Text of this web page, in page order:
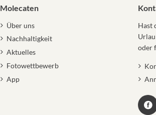
Molecaten
Über uns
Nachhaltigkeit
Aktuelles
Fotowettbewerb
App
Hast
oder